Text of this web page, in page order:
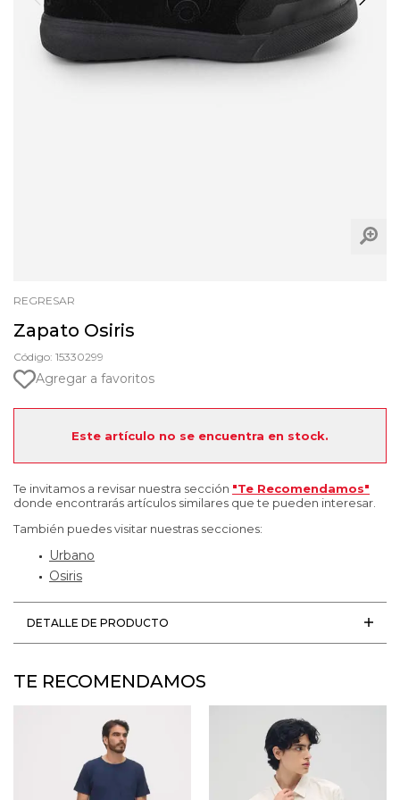
REGRESAR
Zapato Osiris
Código: 15330299
Agregar a favoritos
Este artículo no se encuentra en stock.
Te invitamos a revisar nuestra sección "Te Recomendamos"
donde encontrarás artículos similares que te pueden interesar.
También puedes visitar nuestras secciones:
Urbano
Osiris
DETALLE DE PRODUCTO
TE RECOMENDAMOS